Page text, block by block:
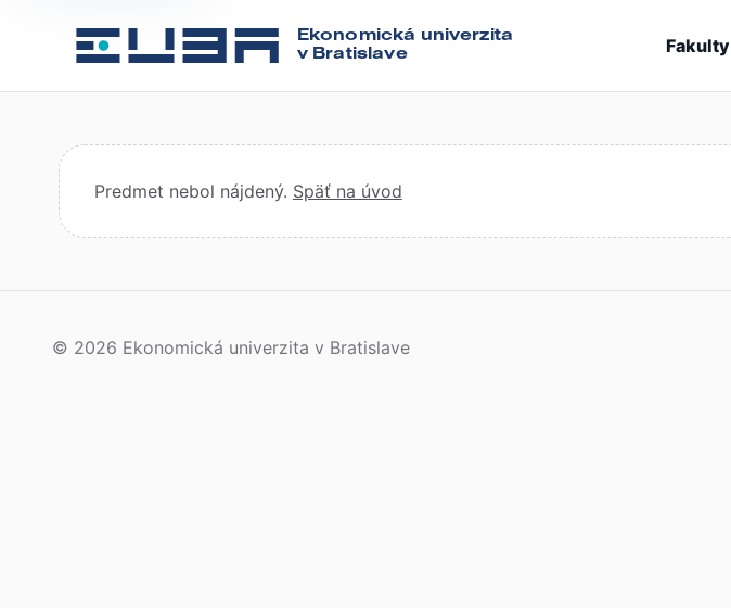
Ekonomická univerzita
v Bratislave
Fakulty
Predmet nebol nájdený. Späť na úvod
© 2026 Ekonomická univerzita v Bratislave